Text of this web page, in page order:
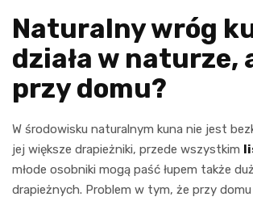
Naturalny wróg
działa w naturze,
przy domu?
W środowisku naturalnym kuna nie jest
jej większe drapieżniki, przede wszystkim
młode osobniki mogą paść łupem także
drapieżnych. Problem w tym, że przy